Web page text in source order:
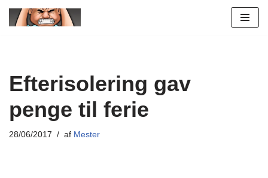
Efterisolering gav
penge til ferie
28/06/2017 af Mester